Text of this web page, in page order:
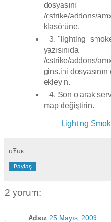
dosyasını
/cstrike/addons/
klasörüne.
3.
yazısınıda
/cstrike/addons/
gins.ini dosyasının
ekleyin.
4. Son olarak
map değiştirin.!
Lighting
uŦuк
Paylaş
2 yorum:
Adsız 25 Mayıs, 2009